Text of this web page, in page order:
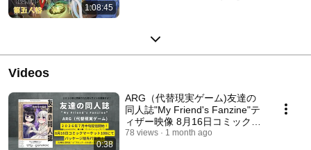
1:08:45
Videos
0:38
ARG（代替現実ゲーム)友達の
同人誌"My Friend's Fanzine"テ
ィザー映像 8月16日コミックマ
ーケット108にてパッケージ版
78 views 1 month ago